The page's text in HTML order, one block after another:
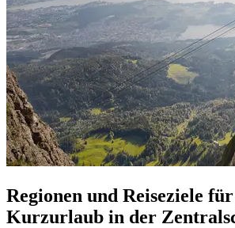
Regionen und Reiseziele
Kurzurlaub in der